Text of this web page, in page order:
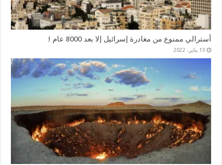
أسترالي ممنوع من مغادرة إسرائيل إلا بعد 8000 عام !
13 يناير، 2022